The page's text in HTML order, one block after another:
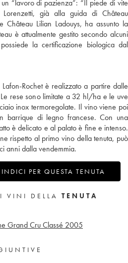
“lavoro di pazienza”: “Il piede di vite
già alla guida di Château
Château Lilian Ladouys, ha assunto la
è attualmente gestito secondo alcuni
la certificazione biologica dal
Rochet è realizzato a partire dalle
rese sono limitate a 32 hl/ha e le uve
inox termoregolate. Il vino viene poi
barrique di legno francese. Con una
è delicato e al palato è fine e intenso.
rispetto al primo vino della tenuta, può
anni dalla vendemmia.
PER QUESTA TENUTA
VINI DELLA TENUTA
Grand Cru Classé 2005